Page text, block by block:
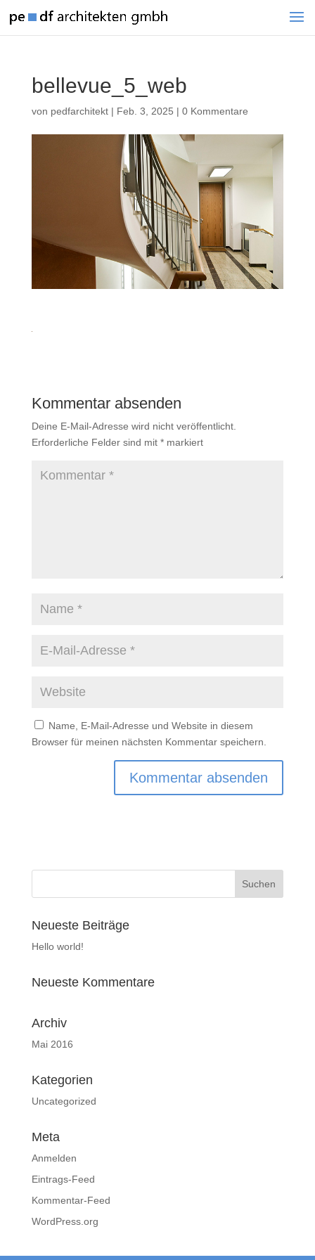
bellevue_5_web
von pedfarchitekt| Feb. 3, 2025 | 0 Kommentare
Kommentar absenden
Deine E-Mail-Adresse wird nicht veröffentlicht.
Erforderliche Felder sind mit *markiert
Name, E-Mail-Adresse und Website in diesem
Browser für meinen nächsten Kommentar speichern.
Neueste Beiträge
Hello world!
Neueste Kommentare
Archiv
Mai 2016
Kategorien
Uncategorized
Meta
Anmelden
Eintrags-Feed
Kommentar-Feed
WordPress.org